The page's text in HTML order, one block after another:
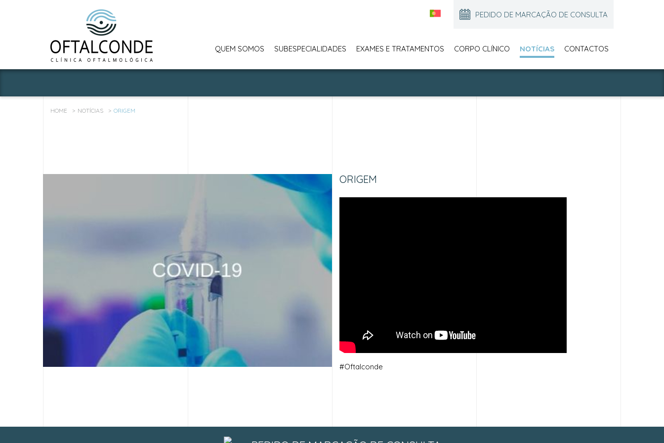
PEDIDO DE MARCAÇÃO DE CONSULTA
QUEM SOMOS SUBESPECIALIDADES EXAMES E TRATAMENTOS CORPO CLÍNICO NOTÍCIAS CONTACTOS
HOME NOTÍCIAS ORIGEM
ORIGEM
#Oftalconde